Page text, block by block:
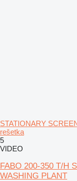
STATIONARY
rešetka
5
VIDEO
FABO 200-350 T/H
WASHING PLANT